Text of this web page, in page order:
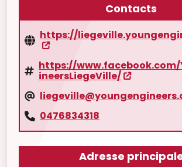
Contacts
https://
https://www.facebook.com/
ineersLiegeVille/
0476834318
Adresse